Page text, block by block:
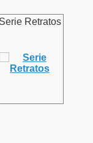
Serie Retratos